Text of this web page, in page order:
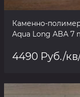
Каменно-
Aqua Long ABA 7
4490 Руб./